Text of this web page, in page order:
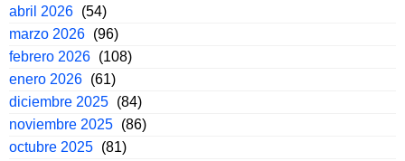
abril 2026 (54)
marzo 2026 (96)
febrero 2026 (108)
enero 2026 (61)
diciembre 2025 (84)
noviembre 2025 (86)
octubre 2025 (81)